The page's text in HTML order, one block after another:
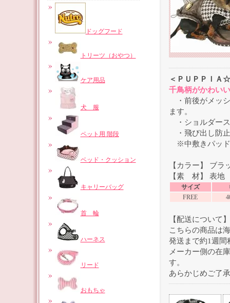
ドッグフード
トリーツ（おやつ）
ケア用品
犬 服
ペット用 階段
ベッド・クッション
キャリーバッグ
首 輪
ハーネス
リード
おもちゃ
＜ＰＵＰＰＩＡ
千鳥柄がかわい
・前後がメッ
ます。
・ショルダー
・飛び出し防
※中敷きパッド
【カラー】 ブラ
【素 材】 表地
サイズ
FREE
【配送について】
こちらの商品は
発送まで約1週間
メーカー側の在
す。
あらかじめご了